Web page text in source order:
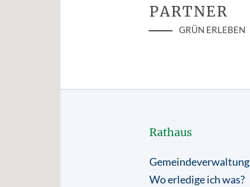
PARTNER
GRÜN ERLEBEN
Rathaus
Gemeindeverwaltung
Wo erledige ich was?